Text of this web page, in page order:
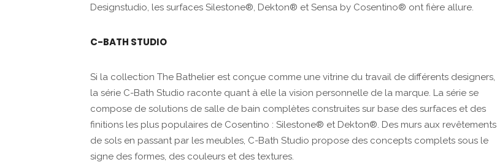
Designstudio, les surfaces Silestone®, Dekton® et Sensa by Cosentino® ont fière allure.
C-BATH STUDIO
Si la collection The Bathelier est conçue comme une vitrine du travail de différents designers,
la série C-Bath Studio raconte quant à elle la vision personnelle de la marque. La série se
compose de solutions de salle de bain complètes construites sur base des surfaces et des
finitions les plus populaires de Cosentino : Silestone® et Dekton®. Des murs aux revêtements
de sols en passant par les meubles, C-Bath Studio propose des concepts complets sous le
signe des formes, des couleurs et des textures.